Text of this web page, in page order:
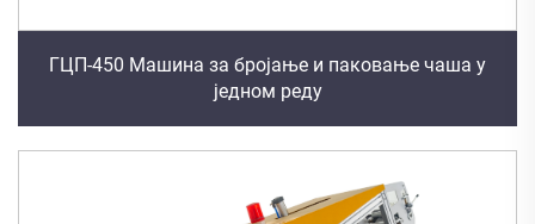
ГЦП-450 Машина за бројање и паковање чаша у
једном реду